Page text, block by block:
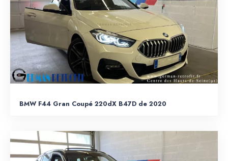
BMW F44 Gran Coupé 220dX B47D de 2020